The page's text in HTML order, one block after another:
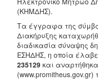
(ΚΗΜΔΗΣ).
Τα έγγραφα της
Διακήρυξης
διαδικασία σύναψης
ΕΣΗΔΗΣ, η οποία
235129 και